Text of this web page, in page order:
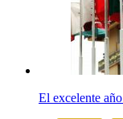
El excelente